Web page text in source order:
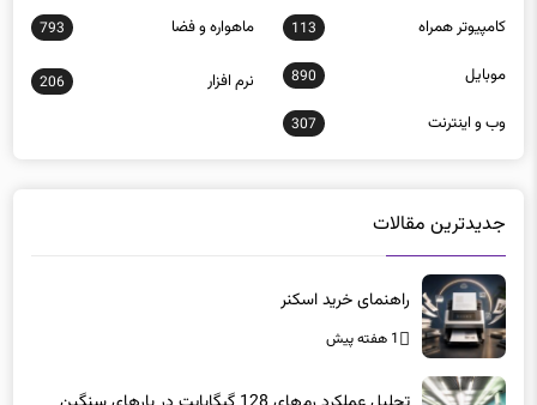
كامپيوتر همراه 113 ماهواره و فضا 793
موبايل 890 نرم افزار 206
وب و اينترنت 307
جدیدترین مقالات
راهنمای خرید اسکنر
1 هفته پیش